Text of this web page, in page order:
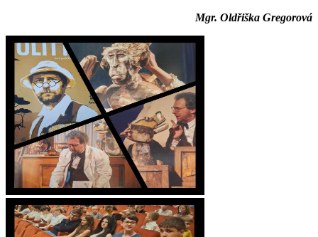
Mgr. Oldřiška Gregorová